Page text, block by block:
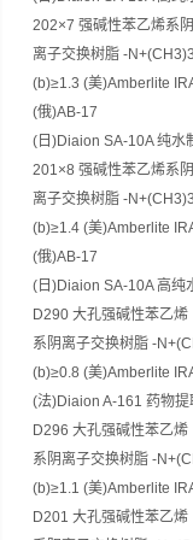
202×7 强碱性苯乙烯系阴
离子交换树脂 -
(b)≥1.3 (美)Amberlite
(俄)AB-17
(日)Diaion SA-10A 纯水
201×8 强碱性苯乙烯系阴
离子交换树脂 -
(b)≥1.4 (美)Amberlite
(俄)AB-17
(日)Diaion SA-10A 高纯
D290 大孔强碱性苯乙烯
系阴离子交换树脂 -
(b)≥0.8 (美)Amberlite
(法)Diaion A-161 药物提
D296 大孔强碱性苯乙烯
系阴离子交换树脂 -
(b)≥1.1 (美)Amberlite
D201 大孔强碱性苯乙烯